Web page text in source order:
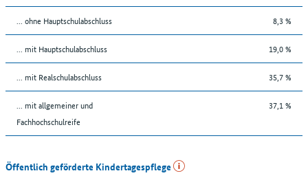
... ohne Hauptschulabschluss 8,3 %
... mit Hauptschulabschluss 19,0 %
... mit Realschulabschluss 35,7 %
... mit allgemeiner und
Fachhochschulreife
37,1 %
Öffentlich geförderte Kindertagespflege